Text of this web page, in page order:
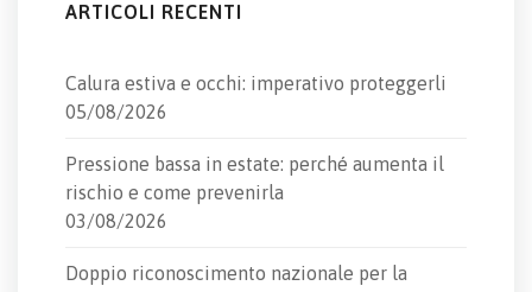
ARTICOLI RECENTI
Calura estiva e occhi: imperativo proteggerli
05/08/2026
Pressione bassa in estate: perché aumenta il
rischio e come prevenirla
03/08/2026
Doppio riconoscimento nazionale per la